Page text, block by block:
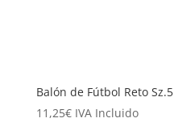
Balón de Fútbol Reto Sz.5
11,25€ IVA Incluido